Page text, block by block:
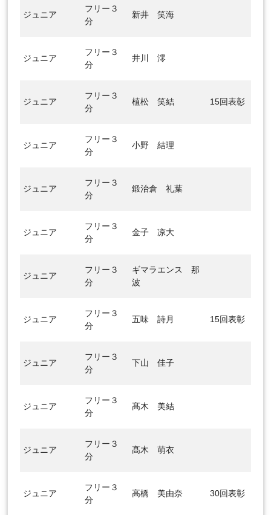
ジュニア
フリー３
分
新井 笑海
ジュニア
フリー３
分
井川 澪
ジュニア
フリー３
分
植松 笑結 15回表彰
ジュニア
フリー３
分
小野 結理
ジュニア
フリー３
分
鍛治倉 礼葉
ジュニア
フリー３
分
金子 凉大
ジュニア
フリー３
分
ギマラエンス 那
波
ジュニア
フリー３
分
五味 詩月 15回表彰
ジュニア
フリー３
分
下山 佳子
ジュニア
フリー３
分
髙木 美結
ジュニア
フリー３
分
髙木 萌衣
ジュニア
フリー３
分
高橋 美由奈 30回表彰